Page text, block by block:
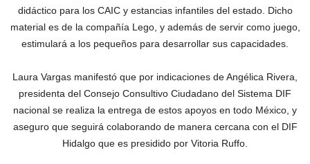
didáctico para los CAIC y estancias infantiles del estado. Dicho
material es de la compañía Lego, y además de servir como juego,
estimulará a los pequeños para desarrollar sus capacidades.
Laura Vargas manifestó que por indicaciones de Angélica Rivera,
presidenta del Consejo Consultivo Ciudadano del Sistema DIF
nacional se realiza la entrega de estos apoyos en todo México, y
aseguro que seguirá colaborando de manera cercana con el DIF
Hidalgo que es presidido por Vitoria Ruffo.